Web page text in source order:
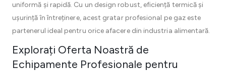
uniformă și rapidă. Cu un design robust, eficiență termică și
ușurință în întreținere, acest gratar profesional pe gaz este
partenerul ideal pentru orice afacere din industria alimentară.
Explorați Oferta Noastră de
Echipamente Profesionale pentru